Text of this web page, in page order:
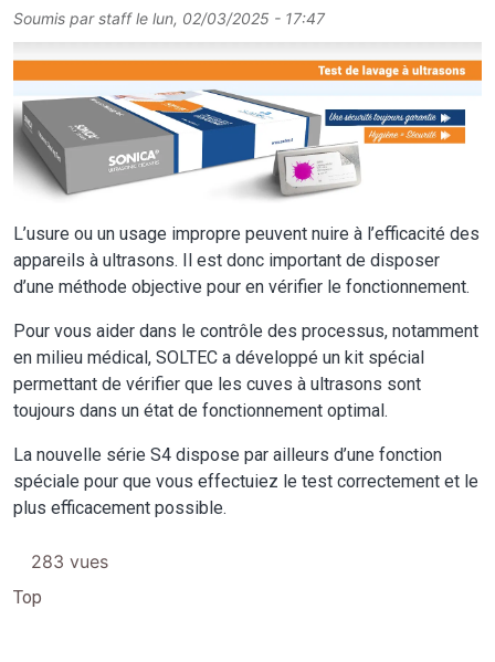
Soumis parstaffle lun, 02/03/2025 - 17:47
Image
L’usure ou un usage impropre peuvent nuire à l’efficacité des
appareils à ultrasons. Il est donc important de disposer
d’une méthode objective pour en vérifier le fonctionnement.
Pour vous aider dans le contrôle des processus, notamment
en milieu médical, SOLTEC a développé un kit spécial
permettant de vérifier que les cuves à ultrasons sont
toujours dans un état de fonctionnement optimal.
La nouvelle série S4 dispose par ailleurs d’une fonction
spéciale pour que vous effectuiez le test correctement et le
plus efficacement possible.
283 vues
Top